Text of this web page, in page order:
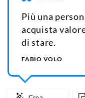
Più una
acquista
di stare.
FABIO VOLO